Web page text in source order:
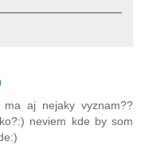
aj nejaky vyznam??
neviem kde by som